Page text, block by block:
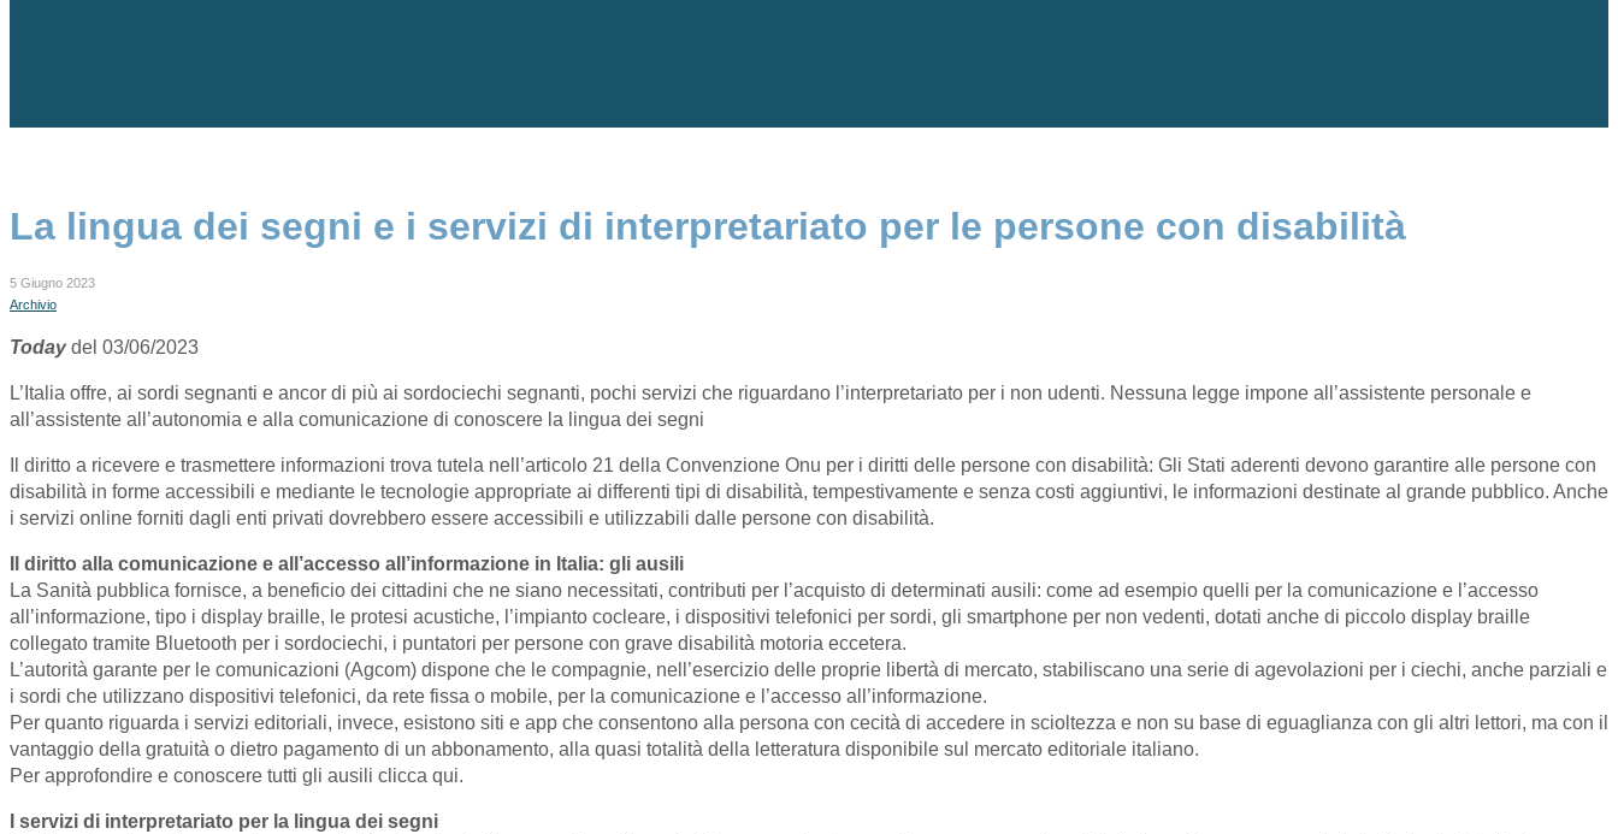
La lingua dei segni e i servizi di interpretariato per le persone con disabilità
5 Giugno 2023
Archivio
Todaydel 03/06/2023
L’Italia offre, ai sordi segnanti e ancor di più ai sordociechi segnanti, pochi servizi che riguardano l’interpretariato per i non udenti. Nessuna legge impone all’assistente personale e
all’assistente all’autonomia e alla comunicazione di conoscere la lingua dei segni
Il diritto a ricevere e trasmettere informazioni trova tutela nell’articolo 21 della Convenzione Onu per i diritti delle persone con disabilità: Gli Stati aderenti devono garantire alle persone con
disabilità in forme accessibili e mediante le tecnologie appropriate ai differenti tipi di disabilità, tempestivamente e senza costi aggiuntivi, le informazioni destinate al grande pubblico. Anche
i servizi online forniti dagli enti privati dovrebbero essere accessibili e utilizzabili dalle persone con disabilità.
Il diritto alla comunicazione e all’accesso all’informazione in Italia: gli ausili
La Sanità pubblica fornisce, a beneficio dei cittadini che ne siano necessitati, contributi per l’acquisto di determinati ausili: come ad esempio quelli per la comunicazione e l’accesso
all’informazione, tipo i display braille, le protesi acustiche, l’impianto cocleare, i dispositivi telefonici per sordi, gli smartphone per non vedenti, dotati anche di piccolo display braille
collegato tramite Bluetooth per i sordociechi, i puntatori per persone con grave disabilità motoria eccetera.
L’autorità garante per le comunicazioni (Agcom) dispone che le compagnie, nell’esercizio delle proprie libertà di mercato, stabiliscano una serie di agevolazioni per i ciechi, anche parziali e
i sordi che utilizzano dispositivi telefonici, da rete fissa o mobile, per la comunicazione e l’accesso all’informazione.
Per quanto riguarda i servizi editoriali, invece, esistono siti e app che consentono alla persona con cecità di accedere in scioltezza e non su base di eguaglianza con gli altri lettori, ma con il
vantaggio della gratuità o dietro pagamento di un abbonamento, alla quasi totalità della letteratura disponibile sul mercato editoriale italiano.
Per approfondire e conoscere tutti gli ausili clicca qui.
I servizi di interpretariato per la lingua dei segni